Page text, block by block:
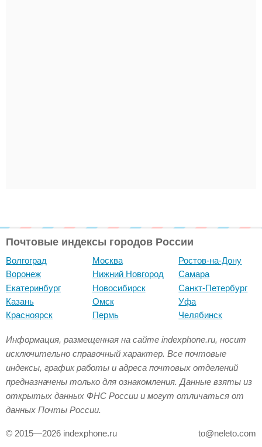
Почтовые индексы городов России
Волгоград
Воронеж
Екатеринбург
Казань
Красноярск
Москва
Нижний Новгород
Новосибирск
Омск
Пермь
Ростов-на-Дону
Самара
Санкт-Петербург
Уфа
Челябинск
Информация, размещенная на сайте indexphone.ru, носит
исключительно справочный характер. Все почтовые
индексы, график работы и адреса почтовых отделений
предназначены только для ознакомления. Данные взяты из
открытых данных ФНС России и могут отличаться от
данных Почты России.
© 2015—2026 indexphone.ru to@neleto.com